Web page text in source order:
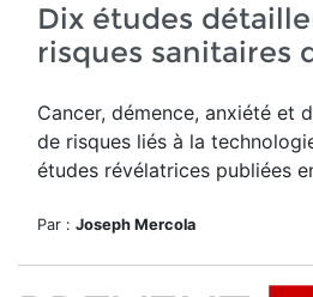
Dix études
risques sanitaires
Cancer, démence, anxiété et
de risques liés à la
études révélatrices publiées
Par : Joseph Mercola